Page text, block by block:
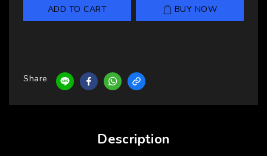
ADD TO CART BUY NOW
Share
Description